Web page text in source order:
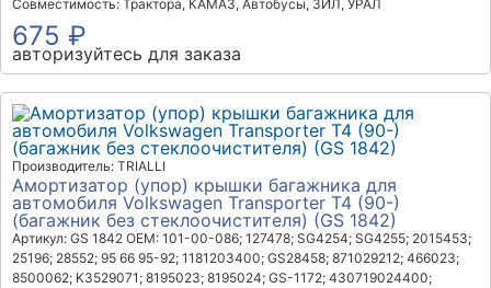
Совместимость: Трактора, КАМАЗ, Автобусы, ЗИЛ, УРАЛ
675 ₽
авторизуйтесь для заказа
Производитель: TRIALLI
Амортизатор (упор) крышки багажника для
автомобиля Volkswagen Transporter T4 (90-)
(багажник без стеклоочистителя) (GS 1842)
Артикул: GS 1842 OEM: 101-00-086; 127478; SG4254; SG4255; 2015453;
25196; 28552; 95 66 95-92; 1181203400; GS28458; 871029212; 466023;
8500062; K3529071; 8195023; 8195024; GS-1172; 430719024400;